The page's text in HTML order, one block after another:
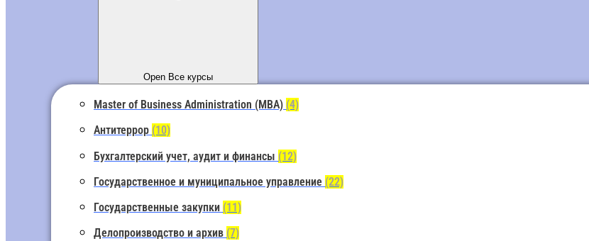
Open Все курсы
Master of Business Administration (MBA) (4)
Антитеррор (10)
Бухгалтерский учет, аудит и финансы (12)
Государственное и муниципальное управление (22)
Государственные закупки (11)
Делопроизводство и архив (7)